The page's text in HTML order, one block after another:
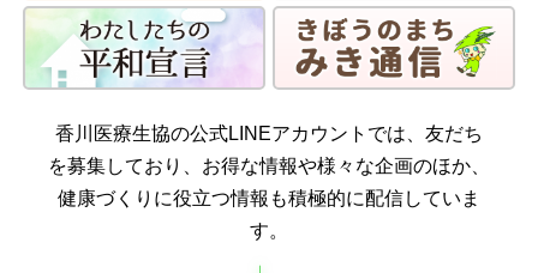
香川医療生協の公式LINEアカウントでは、友だち
を募集しており、お得な情報や様々な企画のほか、
健康づくりに役立つ情報も積極的に配信していま
す。